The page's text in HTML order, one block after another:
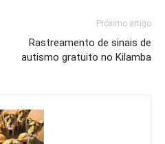
Próximo artigo
Rastreamento de sinais de
autismo gratuito no Kilamba